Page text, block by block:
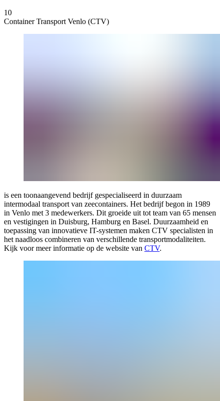
10
Container Transport Venlo (CTV)
is een toonaangevend bedrijf gespecialiseerd in duurzaam
intermodaal transport van zeecontainers. Het bedrijf begon in 1989
in Venlo met 3 medewerkers. Dit groeide uit tot team van 65 mensen
en vestigingen in Duisburg, Hamburg en Basel. Duurzaamheid en
toepassing van innovatieve IT-systemen maken CTV specialisten in
het naadloos combineren van verschillende transportmodaliteiten.
Kijk voor meer informatie op de website van CTV.